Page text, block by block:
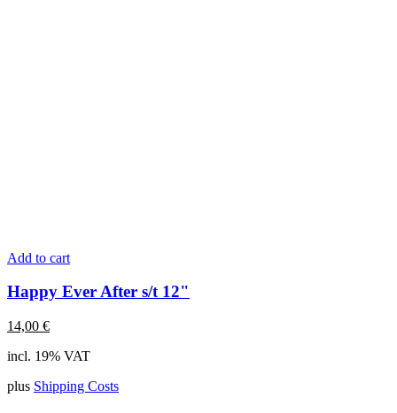
Add to cart
Happy Ever After s/t 12"
14,00 €
incl. 19% VAT
plus Shipping Costs